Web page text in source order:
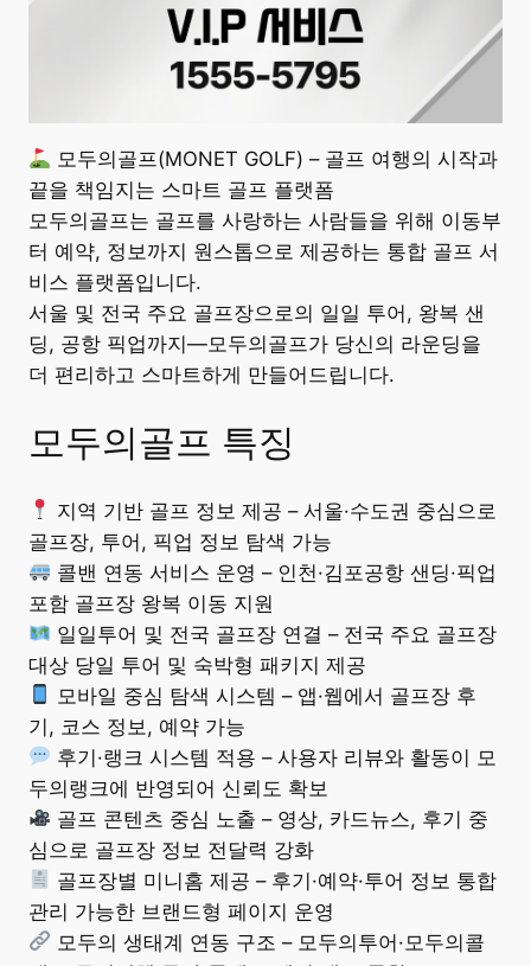
모두의골프(MONET GOLF) – 골프 여행의 시작과
끝을 책임지는 스마트 골프 플랫폼
모두의골프는 골프를 사랑하는 사람들을 위해 이동부
터 예약, 정보까지 원스톱으로 제공하는 통합 골프 서
비스 플랫폼입니다.
서울 및 전국 주요 골프장으로의 일일 투어, 왕복 샌
딩, 공항 픽업까지—모두의골프가 당신의 라운딩을
더 편리하고 스마트하게 만들어드립니다.
모두의골프 특징
지역 기반 골프 정보 제공 – 서울·수도권 중심으로
골프장, 투어, 픽업 정보 탐색 가능
콜밴 연동 서비스 운영 – 인천·김포공항 샌딩·픽업
포함 골프장 왕복 이동 지원
일일투어 및 전국 골프장 연결 – 전국 주요 골프장
대상 당일 투어 및 숙박형 패키지 제공
모바일 중심 탐색 시스템 – 앱·웹에서 골프장 후
기, 코스 정보, 예약 가능
후기·랭크 시스템 적용 – 사용자 리뷰와 활동이 모
두의랭크에 반영되어 신뢰도 확보
골프 콘텐츠 중심 노출 – 영상, 카드뉴스, 후기 중
심으로 골프장 정보 전달력 강화
골프장별 미니홈 제공 – 후기·예약·투어 정보 통합
관리 가능한 브랜드형 페이지 운영
모두의 생태계 연동 구조 – 모두의투어·모두의콜